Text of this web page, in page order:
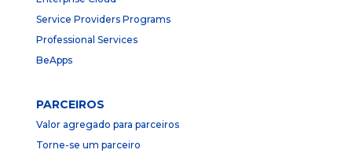
Service Providers Programs
Professional Services
BeApps
PARCEIROS
Valor agregado para parceiros
Torne-se um parceiro